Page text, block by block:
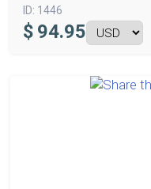
ID: 1446
$ 94.95